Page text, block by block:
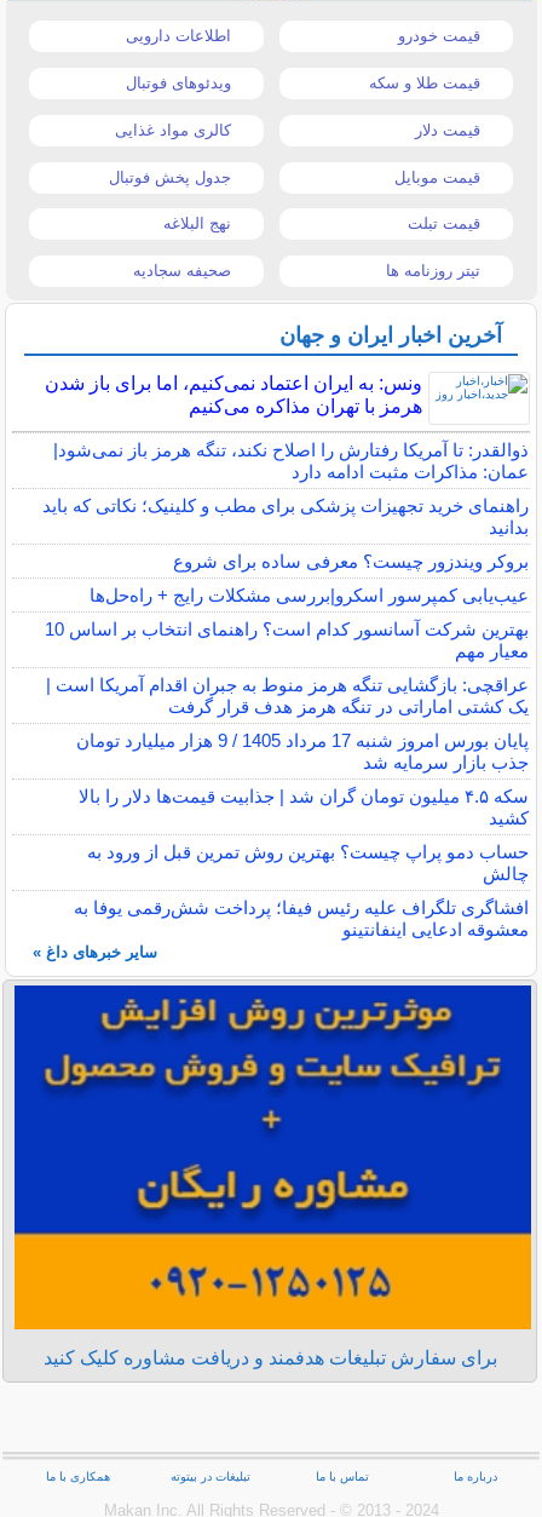
قیمت خودرو اطلاعات دارویی
قیمت طلا و سکه ویدئوهای فوتبال
قیمت دلار کالری مواد غذایی
قیمت موبایل جدول پخش فوتبال
قیمت تبلت نهج البلاغه
تیتر روزنامه ها صحیفه سجادیه
آخرین اخبار ایران و جهان
ونس: به ایران اعتماد نمی‌کنیم، اما برای باز شدن
هرمز با تهران مذاکره می‌کنیم
ذوالقدر: تا آمریکا رفتارش را اصلاح نکند، تنگه هرمز باز نمی‌شود|
عمان: مذاکرات مثبت ادامه دارد
راهنمای خرید تجهیزات پزشکی برای مطب و کلینیک؛ نکاتی که باید
بدانید
بروکر ویندزور چیست؟ معرفی ساده برای شروع
عیب‌یابی کمپرسور اسکرو|بررسی مشکلات رایج + راه‌حل‌ها
بهترین شرکت آسانسور کدام است؟ راهنمای انتخاب بر اساس 10
معیار مهم
عراقچی: بازگشایی تنگه هرمز منوط به جبران اقدام آمریکا است |
یک کشتی اماراتی در تنگه هرمز هدف قرار گرفت
پایان بورس امروز شنبه 17 مرداد 1405 / 9 هزار میلیارد تومان
جذب بازار سرمایه شد
سکه ۴.۵ میلیون تومان گران شد | جذابیت قیمت‌ها دلار را بالا
کشید
حساب دمو پراپ چیست؟ بهترین روش تمرین قبل از ورود به
چالش
افشاگری تلگراف علیه رئیس فیفا؛ پرداخت شش‌رقمی یوفا به
معشوقه ادعایی اینفانتینو
سایر خبرهای داغ »
برای سفارش تبلیغات هدفمند و دریافت مشاوره کلیک کنید
درباره ما تماس با ما تبلیغات در بیتوته همکاری با ما
Makan Inc.‎ All Rights Reserved - © 2013 - 2024